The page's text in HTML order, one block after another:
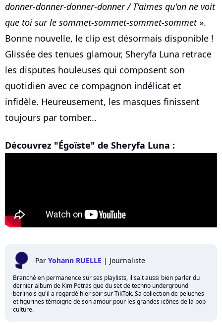
donner-donner-donner-donner / T'aimes qu'on ne voit
que toi sur le sommet-sommet-sommet-sommet».
Bonne nouvelle, le clip est désormais disponible !
Glissée des tenues glamour, Sheryfa Luna retrace
les disputes houleuses qui composent son
quotidien avec ce compagnon indélicat et
infidèle. Heureusement, les masques finissent
toujours par tomber...
Découvrez "Égoïste" de Sheryfa Luna :
Par Yohann RUELLE | Journaliste
Branché en permanence sur ses playlists, il sait aussi bien parler du
dernier album de Kim Petras que du set de techno underground
berlinois qu'il a regardé hier soir sur TikTok. Sa collection de peluches
et figurines témoigne de son amour pour les grandes icônes de la pop
culture.